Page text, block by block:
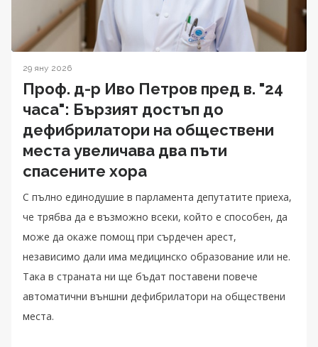
29 яну 2026
Проф. д-р Иво Петров пред в. "24
часа": Бързият достъп до
дефибрилатори на обществени
места увеличава два пъти
спасените хора
С пълно единодушие в парламента депутатите приеха,
че трябва да е възможно всеки, който е способен, да
може да окаже помощ при сърдечен арест,
независимо дали има медицинско образование или не.
Така в страната ни ще бъдат поставени повече
автоматични външни дефибрилатори на обществени
места.